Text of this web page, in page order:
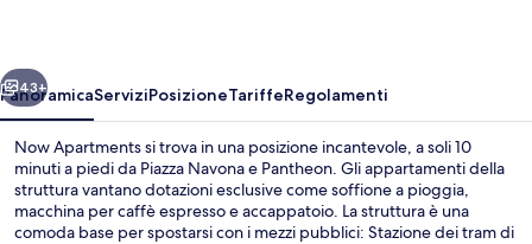
Avanti
43+
PanoramicaServiziPosizioneTariffeRegolamenti
Now Apartments si trova in una posizione incantevole, a soli 10
minuti a piedi da Piazza Navona e Pantheon. Gli appartamenti della
struttura vantano dotazioni esclusive come soffione a pioggia,
macchina per caffè espresso e accappatoio. La struttura è una
comoda base per spostarsi con i mezzi pubblici: Stazione dei tram di